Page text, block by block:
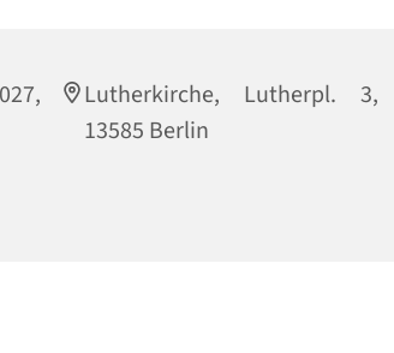
Lutherkirche, Lutherpl. 3,
13585 Berlin